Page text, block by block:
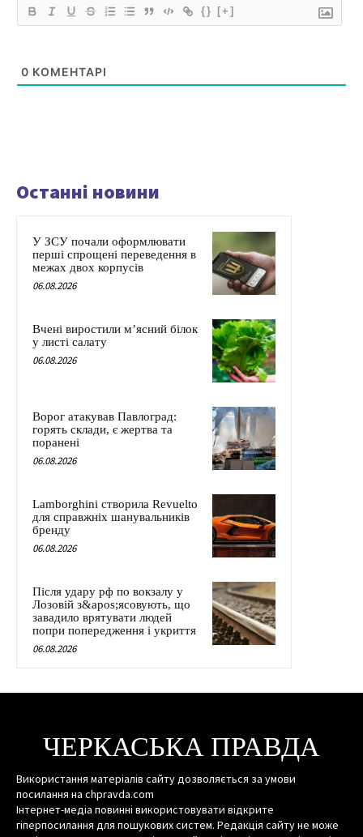
{} [+]
0 КОМЕНТАРІ
Останні новини
У ЗСУ почали оформлювати
перші спрощені переведення в
межах двох корпусів
06.08.2026
Вчені виростили м’ясний білок
у листі салату
06.08.2026
Ворог атакував Павлоград:
горять склади, є жертва та
поранені
06.08.2026
Lamborghini створила Revuelto
для справжніх шанувальників
бренду
06.08.2026
Після удару рф по вокзалу у
Лозовій з&apos;ясовують, що
завадило врятувати людей
попри попередження і укриття
06.08.2026
ЧЕРКАСЬКА ПРАВДА
Використання матеріалів сайту дозволяється за умови
посилання на chpravda.com
Інтернет-медіа повинні використовувати відкрите
гіперпосилання для пошукових систем. Редакція сайту не може